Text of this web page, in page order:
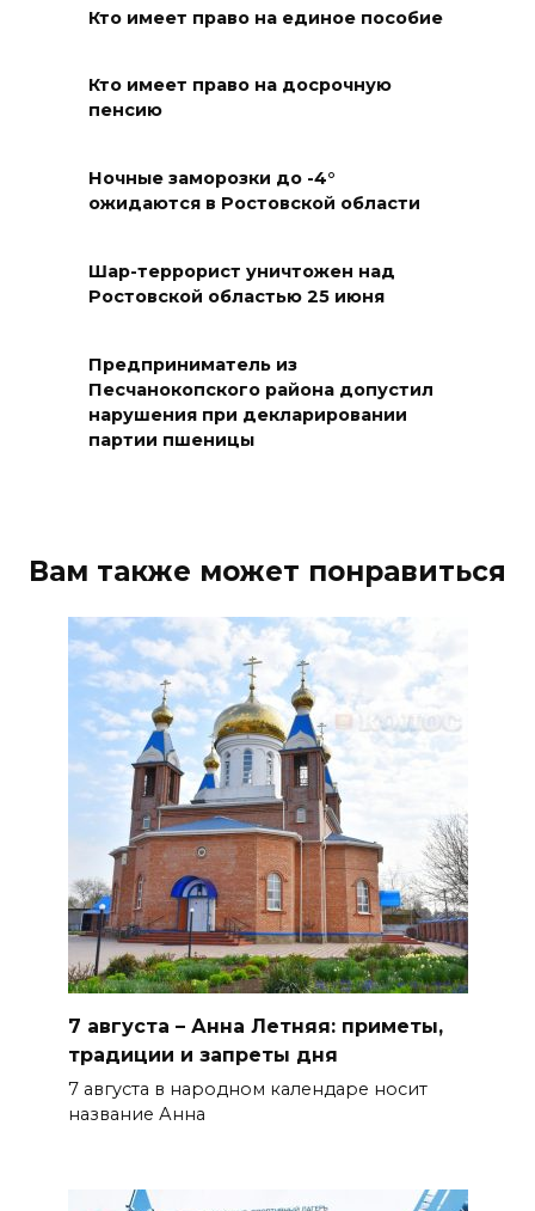
06 августа 2026 18:27
Андрей Фатеев: Театр Чехова
в Таганроге откроет 200-й
в сентябре 2027 года
Наблюдатели готовятся к
06 августа 2026 18:25
Материальная помощь
пострадавшим при атаке
Ростовская область окажет
матпомощь семьям, у которых
погибли дети из-за атаки
БПЛА на Кубани
06 августа 2026 16:57
Дончан приглашают
поучаствовать в конкурсе
«Лучший школьный педагог-
библиотекарь России»
06 августа 2026 16:30
ВСЕ КАК ЕСТЬ. Политика
Зеленского: ложь, вранье и
провокация
06 августа 2026 16:25
06 августа 2026 15:51
Кто имеет право на единое пособие
Кто имеет право на досрочную
пенсию
Ночные заморозки до -4°
ожидаются в Ростовской области
Шар-террорист уничтожен над
Ростовской областью 25 июня
Предприниматель из
Песчанокопского района допустил
нарушения при декларировании
партии пшеницы
Вам также может понравиться
7 августа – Анна Летняя: приметы,
традиции и запреты дня
7 августа в народном календаре носит
название Анна